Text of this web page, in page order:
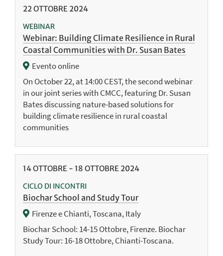
22OTTOBRE 2024
WEBINAR
Webinar: Building Climate Resilience in Rural
Coastal Communities with Dr. Susan Bates
Evento online
On October 22, at 14:00 CEST, the second webinar
in our joint series with CMCC, featuring Dr. Susan
Bates discussing nature-based solutions for
building climate resilience in rural coastal
communities
14OTTOBRE - 18 OTTOBRE 2024
CICLO DI INCONTRI
Biochar School and Study Tour
Firenze e Chianti, Toscana, Italy
Biochar School: 14-15 Ottobre, Firenze. Biochar
Study Tour: 16-18 Ottobre, Chianti-Toscana.